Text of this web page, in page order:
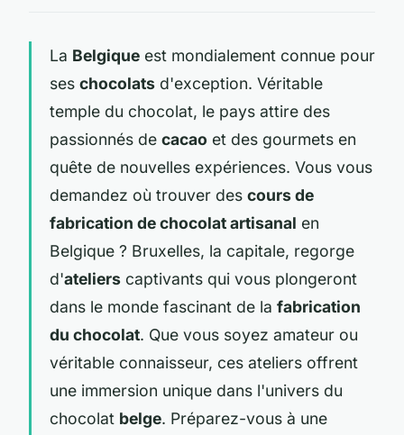
La Belgique est mondialement connue pour
ses chocolats d'exception. Véritable
temple du chocolat, le pays attire des
passionnés de cacao et des gourmets en
quête de nouvelles expériences. Vous vous
demandez où trouver des cours de
fabrication de chocolat artisanal en
Belgique ? Bruxelles, la capitale, regorge
d'ateliers captivants qui vous plongeront
dans le monde fascinant de la fabrication
du chocolat. Que vous soyez amateur ou
véritable connaisseur, ces ateliers offrent
une immersion unique dans l'univers du
chocolat belge. Préparez-vous à une